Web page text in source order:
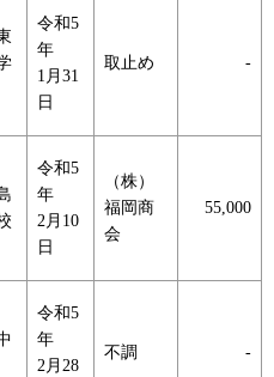
令和5
年
1月31
日
取止め -
令和5
年
2月10
日
（株）
福岡商
会
55,000
令和5
年
2月28
不調 -